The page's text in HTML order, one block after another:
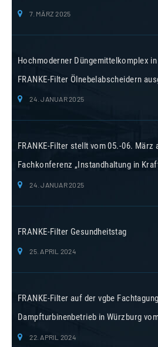
7. MÄRZ 2025
Hochmoderner Düngemittelkomplex
FRANKE-Filter Ölnebelabscheidern
24. JANUAR 2025
FRANKE-Filter stellt vom 05.-06. März
Fachkonferenz „Instandhaltung in
24. JANUAR 2025
FRANKE-Filter Gesundheitstag
25. APRIL 2024
FRANKE-Filter auf der vgbe
Dampfturbinenbetrieb in Würzburg
22. APRIL 2024